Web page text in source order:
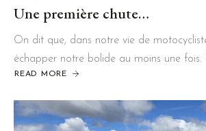
Une première chute…
On dit que, dans notre vie de
échapper notre bolide au moins une fois.
READ MORE